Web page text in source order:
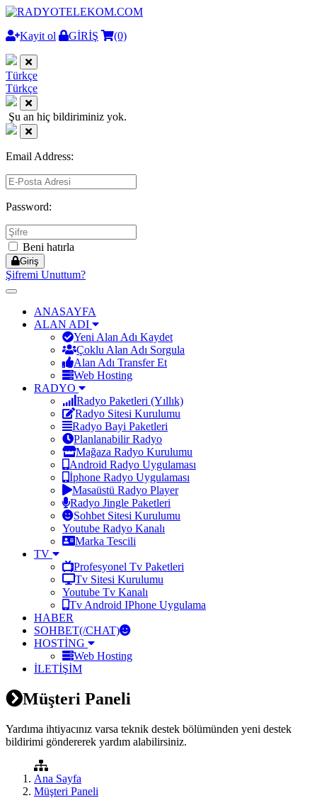
Kayit ol GİRİŞ (0)
Türkçe
Türkçe
Şu an hiç bildiriminiz yok.
Email Address:
Password:
Beni hatırla
Giriş
Şifremi Unuttum?
Toggle
navigationANASAYFA
ALAN ADI
Yeni Alan Adı Kaydet
Çoklu Alan Adı Sorgula
Alan Adı Transfer Et
Web Hosting
RADYO
Radyo Paketleri (Yıllık)
Radyo Sitesi Kurulumu
Radyo Bayi Paketleri
Planlanabilir Radyo
Mağaza Radyo Kurulumu
Android Radyo Uygulaması
İphone Radyo Uygulaması
Masaüstü Radyo Player
Radyo Jingle Paketleri
Sohbet Sitesi Kurulumu
Youtube Radyo Kanalı
Marka Tescili
TV
Profesyonel Tv Paketleri
Tv Sitesi Kurulumu
Youtube Tv Kanalı
Tv Android IPhone Uygulama
HABER
SOHBET(/CHAT)
HOSTİNG
Web Hosting
İLETİŞİM
Müşteri Paneli
Yardıma ihtiyacınız varsa teknik destek bölümünden yeni destek
bildirimi göndererek yardım alabilirsiniz.
Ana Sayfa
Müşteri Paneli